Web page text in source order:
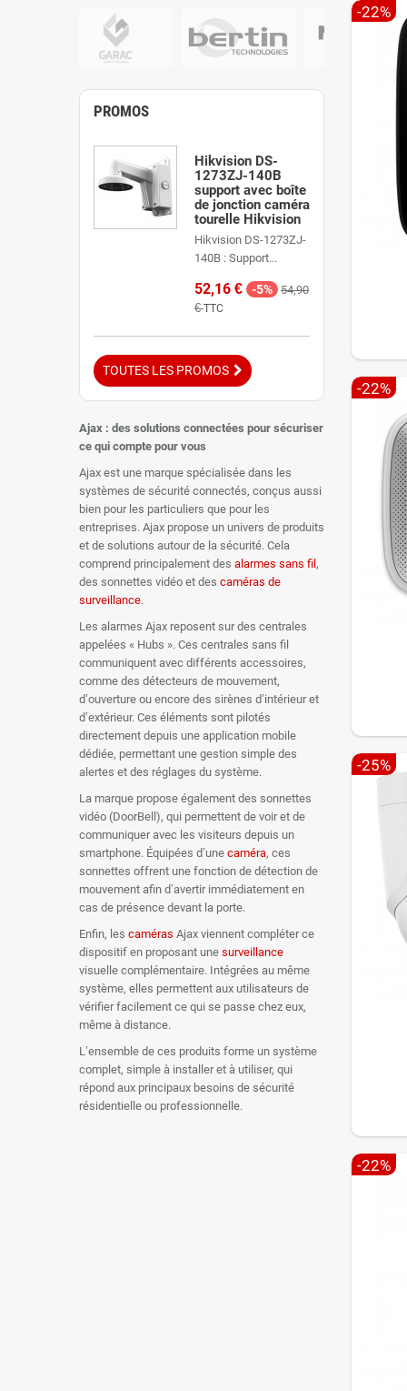
-22%
-22%
-25%
-22%
PROMOS
Hikvision DS-
1273ZJ-140B
support avec boîte
de jonction caméra
tourelle Hikvision
Hikvision DS-1273ZJ-
140B : Support...
52,16 € -5% 54,90
€TTC
TOUTES LES PROMOS
Ajax : des solutions connectées pour sécuriser
ce qui compte pour vous
Ajax est une marque spécialisée dans les
systèmes de sécurité connectés, conçus aussi
bien pour les particuliers que pour les
entreprises. Ajax propose un univers de produits
et de solutions autour de la sécurité. Cela
comprend principalement des alarmes sans fil ,
des sonnettes vidéo et des caméras de
surveillance.
Les alarmes Ajax reposent sur des centrales
appelées « Hubs ». Ces centrales sans fil
communiquent avec différents accessoires,
comme des détecteurs de mouvement,
d’ouverture ou encore des sirènes d’intérieur et
d’extérieur. Ces éléments sont pilotés
directement depuis une application mobile
dédiée, permettant une gestion simple des
alertes et des réglages du système.
La marque propose également des sonnettes
vidéo (DoorBell), qui permettent de voir et de
communiquer avec les visiteurs depuis un
smartphone. Équipées d’une caméra, ces
sonnettes offrent une fonction de détection de
mouvement afin d’avertir immédiatement en
cas de présence devant la porte.
Enfin, les caméras Ajax viennent compléter ce
dispositif en proposant une surveillance
visuelle complémentaire. Intégrées au même
système, elles permettent aux utilisateurs de
vérifier facilement ce qui se passe chez eux,
même à distance.
L’ensemble de ces produits forme un système
complet, simple à installer et à utiliser, qui
répond aux principaux besoins de sécurité
résidentielle ou professionnelle.